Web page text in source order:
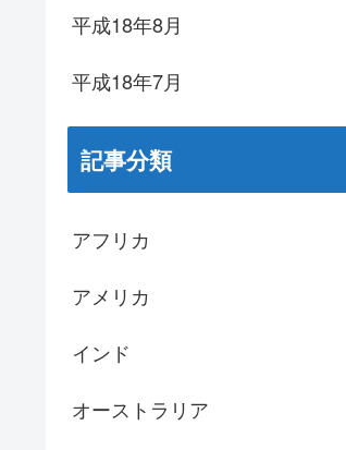
平成18年8月
平成18年7月
記事分類
アフリカ
アメリカ
インド
オーストラリア